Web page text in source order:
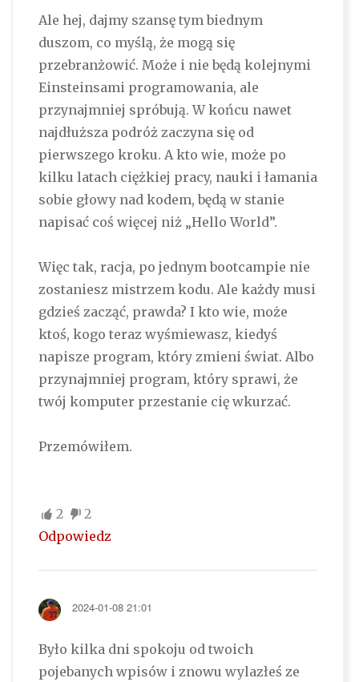
Ale hej, dajmy szansę tym biednym
duszom, co myślą, że mogą się
przebranżowić. Może i nie będą kolejnymi
Einsteinsami programowania, ale
przynajmniej spróbują. W końcu nawet
najdłuższa podróż zaczyna się od
pierwszego kroku. A kto wie, może po
kilku latach ciężkiej pracy, nauki i łamania
sobie głowy nad kodem, będą w stanie
napisać coś więcej niż „Hello World”.
Więc tak, racja, po jednym bootcampie nie
zostaniesz mistrzem kodu. Ale każdy musi
gdzieś zacząć, prawda? I kto wie, może
ktoś, kogo teraz wyśmiewasz, kiedyś
napisze program, który zmieni świat. Albo
przynajmniej program, który sprawi, że
twój komputer przestanie cię wkurzać.
Przemówiłem.
2
2
Odpowiedz
2024-01-08 21:01
Było kilka dni spokoju od twoich
pojebanych wpisów i znowu wylazłeś ze